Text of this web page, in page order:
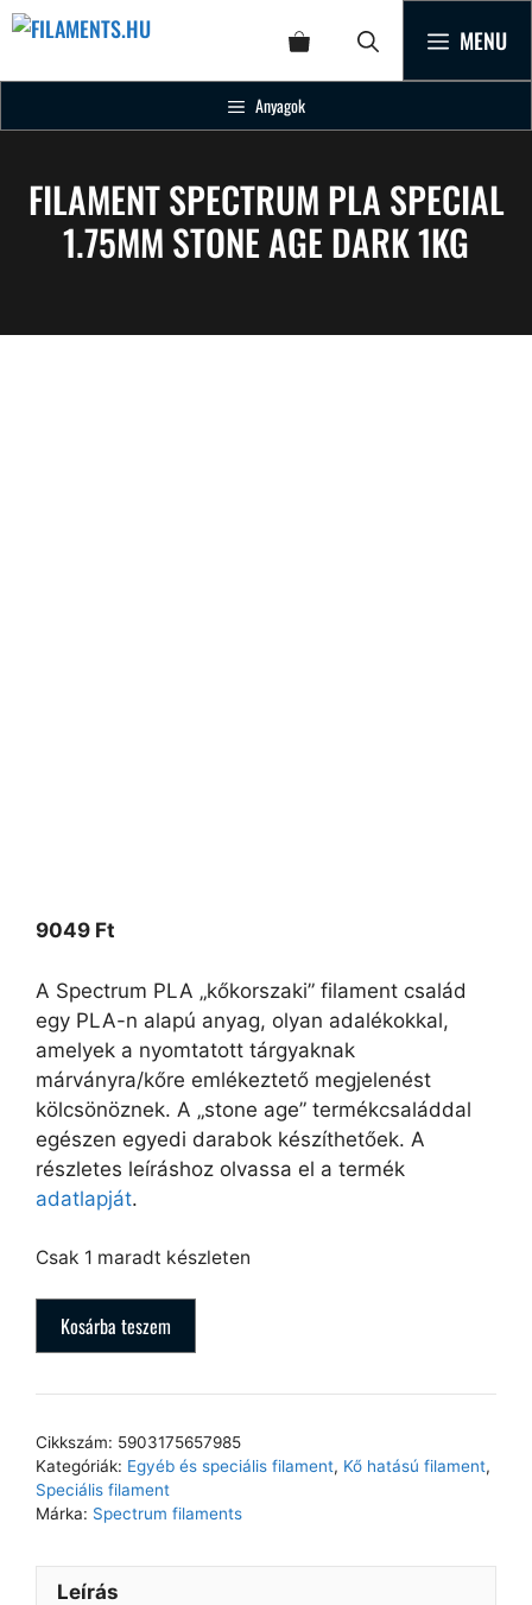
MENU
Anyagok
FILAMENT SPECTRUM PLA SPECIAL
1.75MM STONE AGE DARK 1KG
9049 Ft
A Spectrum PLA „kőkorszaki” filament család
egy PLA-n alapú anyag, olyan adalékokkal,
amelyek a nyomtatott tárgyaknak
márványra/kőre emlékeztető megjelenést
kölcsönöznek. A „stone age” termékcsaláddal
egészen egyedi darabok készíthetőek. A
részletes leíráshoz olvassa el a termék
adatlapját.
Csak 1 maradt készleten
Kosárba teszem
Cikkszám: 5903175657985
Kategóriák: Egyéb és speciális filament, Kő hatású filament,
Speciális filament
Márka: Spectrum filaments
Leírás